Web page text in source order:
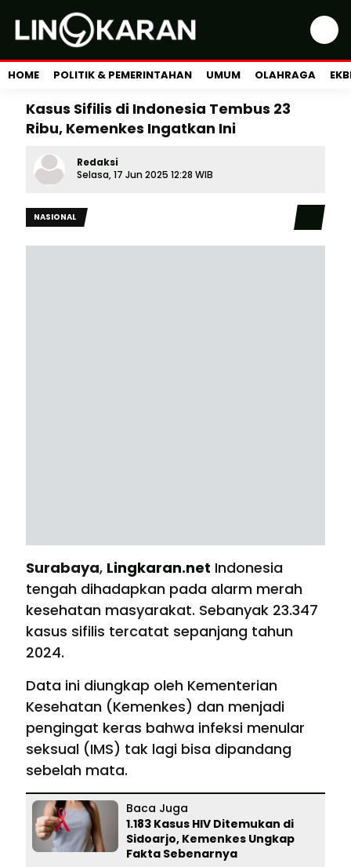
HOME POLITIK & PEMERINTAHAN UMUM OLAHRAGA
Kasus Sifilis di Indonesia Tembus 23
Ribu, Kemenkes Ingatkan Ini
Redaksi
Selasa, 17 Jun 2025 12:28 WIB
NASIONAL
Surabaya, Lingkaran.net Indonesia
tengah dihadapkan pada alarm merah
kesehatan masyarakat. Sebanyak 23.347
kasus sifilis tercatat sepanjang tahun
2024.
Data ini diungkap oleh Kementerian
Kesehatan (Kemenkes) dan menjadi
pengingat keras bahwa infeksi menular
seksual (IMS) tak lagi bisa dipandang
sebelah mata.
Baca Juga
1.183 Kasus HIV Ditemukan di
Sidoarjo, Kemenkes Ungkap
Fakta Sebenarnya